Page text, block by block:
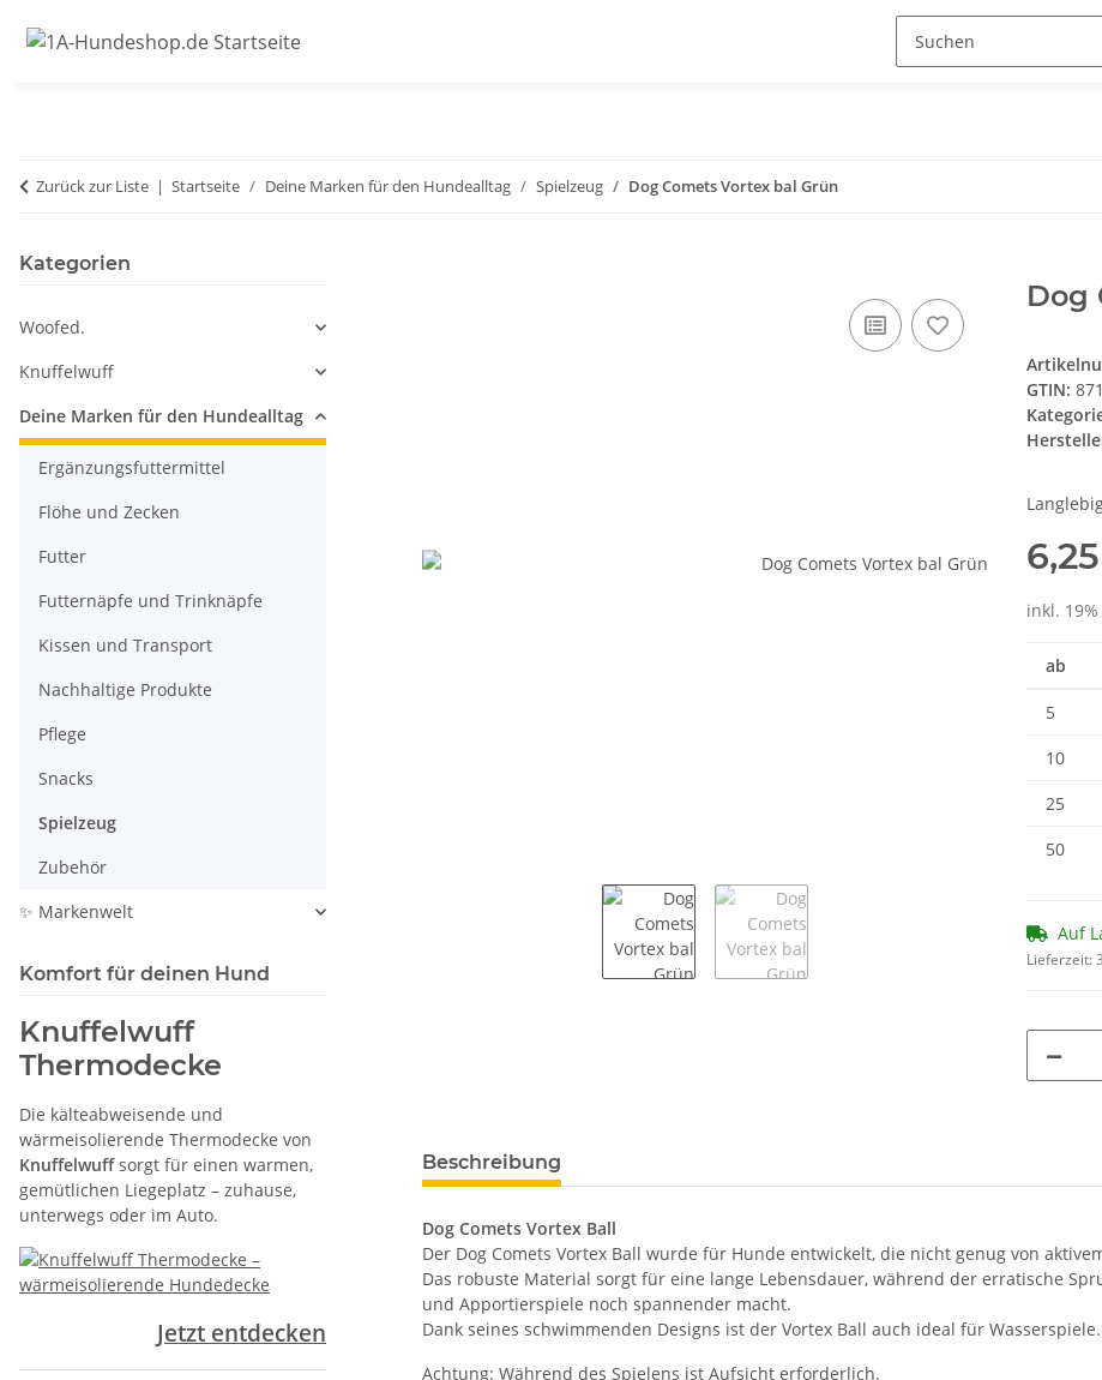
Zurück zur Liste Startseite Deine Marken für den Hundealltag Spielzeug Dog Comets Vortex bal Grün
Dog
GTIN:
inkl. 19%
ab
5
10
25
50
Auf
Lieferzeit:
weitere Registerkarten anzeigen
Beschreibung
Dog Comets Vortex Ball
Der Dog Comets Vortex Ball wurde für Hunde entwickelt, die nicht genug von
Das robuste Material sorgt für eine lange Lebensdauer, während der erratische
und Apportierspiele noch spannender macht.
Dank seines schwimmenden Designs ist der Vortex Ball auch ideal für Wasserspiele.
Achtung: Während des Spielens ist Aufsicht erforderlich.
Kategorien
Woofed.
Knuffelwuff
Deine Marken für den Hundealltag
Ergänzungsfuttermittel
Flöhe und Zecken
Futter
Futternäpfe und Trinknäpfe
Kissen und Transport
Nachhaltige Produkte
Pflege
Snacks
Spielzeug
Zubehör
✨ Markenwelt
Komfort für deinen Hund
Knuffelwuff
Thermodecke
Die kälteabweisende und
wärmeisolierende Thermodecke von
Knuffelwuffsorgt für einen warmen,
gemütlichen Liegeplatz – zuhause,
unterwegs oder im Auto.
Jetzt entdecken